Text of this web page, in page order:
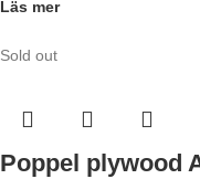
Läs mer
Sold out
Poppel plywood